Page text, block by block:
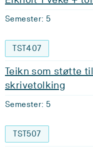
Semester: 5
TST407
Teikn som støtte
skrivetolking
Semester: 5
TST507